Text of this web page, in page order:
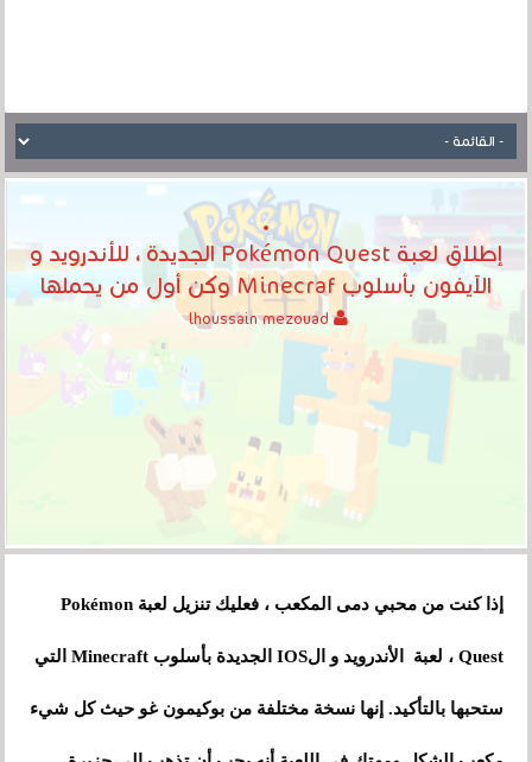
إطلاق لعبة Pokémon Quest الجديدة ، للأندرويد و
الآيفون بأسلوب Minecraf وكن أول من يحملها
lhoussain mezouad
إذا كنت من محبي دمى المكعب ، فعليك تنزيل لعبة Pokémon
Quest ، لعبة الأندرويد و الIOS الجديدة بأسلوب Minecraft التي
ستحبها بالتأكيد. إنها نسخة مختلفة من بوكيمون غو حيث كل شيء